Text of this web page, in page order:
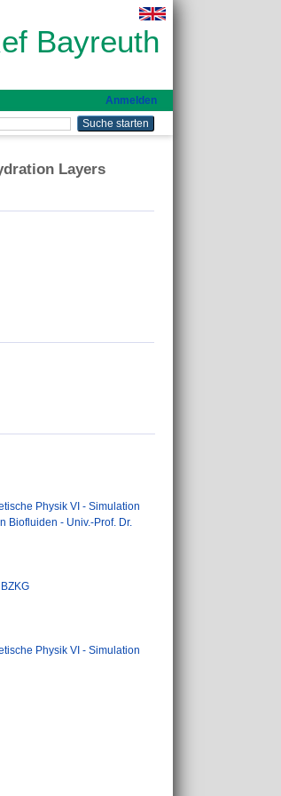
Bayreuth
Anmelden
Layers
Physik VI - Simulation
Biofluiden - Univ.-Prof. Dr.
Physik VI - Simulation